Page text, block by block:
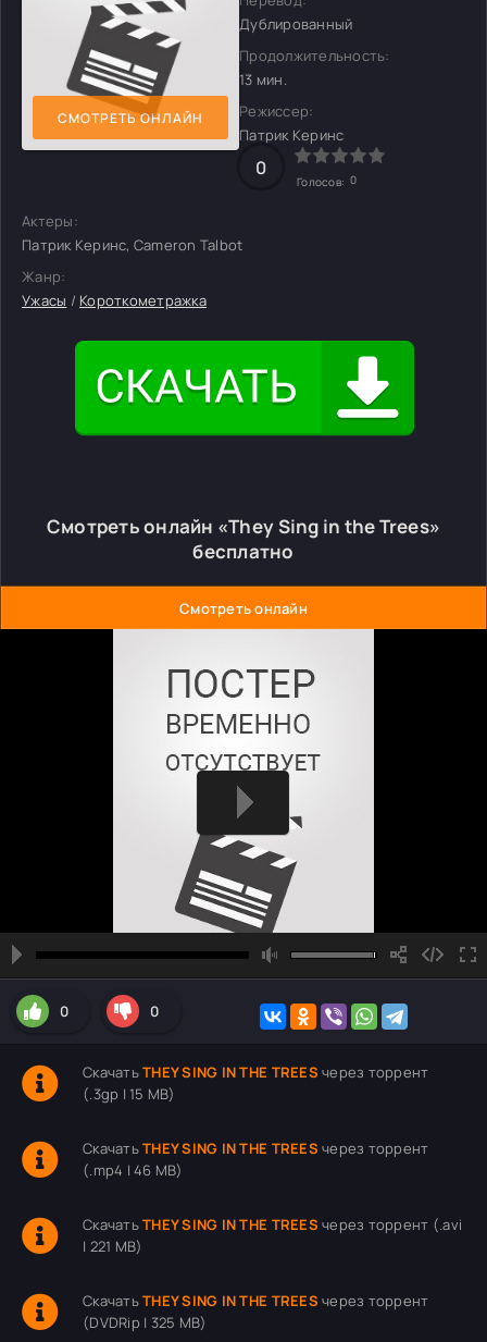
СМОТРЕТЬ ОНЛАЙН
Дублированный
Продолжительность:
13 мин.
Режиссер:
Патрик Керинс
0
Голосов: 0
Актеры:
Патрик Керинс, Cameron Talbot
Жанр:
Ужасы / Короткометражка
Смотреть онлайн «They Sing in the Trees»
бесплатно
Смотреть онлайн
0 0
СкачатьTHEY SING IN THE TREES через торрент
(.3gp | 15 MB)
СкачатьTHEY SING IN THE TREES через торрент
(.mp4 | 46 MB)
СкачатьTHEY SING IN THE TREES через торрент (.avi
| 221 MB)
СкачатьTHEY SING IN THE TREES через торрент
(DVDRip | 325 MB)